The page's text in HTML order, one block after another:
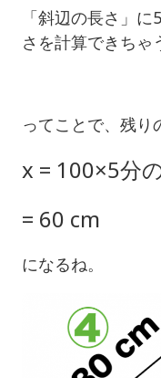
「斜辺の長さ」
さを計算できちゃ
ってことで、残り
x = 100×5分
= 60 cm
になるね。